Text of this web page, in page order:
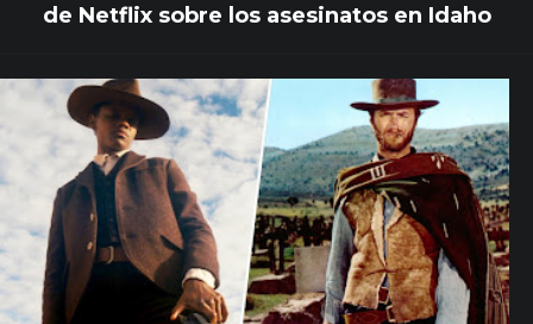
de Netflix sobre los asesinatos en Idaho